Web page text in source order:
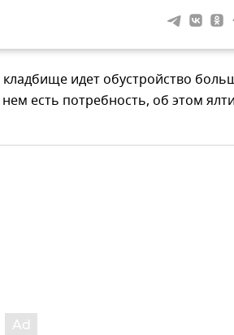
идет обустройство
есть потребность, об этом